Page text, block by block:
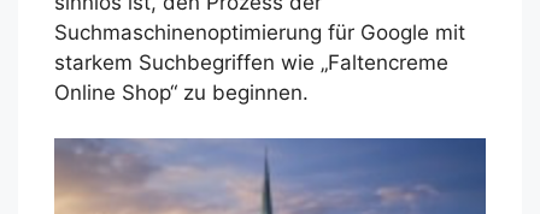
Suchmaschinenoptimierung für Google mit
starkem Suchbegriffen wie „Faltencreme
Online Shop“ zu beginnen.